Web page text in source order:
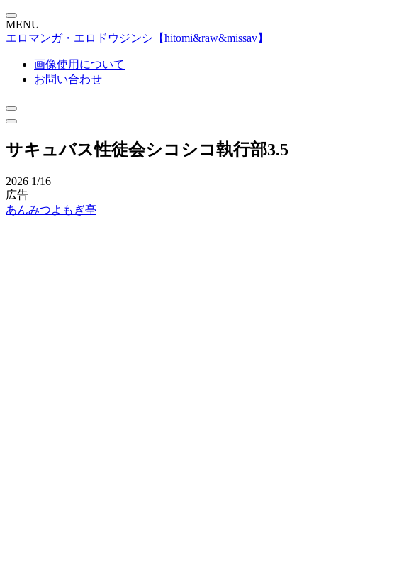
MENU
エロマンガ・エロドウジンシ【hitomi&raw&missav】
画像使用について
お問い合わせ
サキュバス性徒会シコシコ執行部3.5
2026 1/16
広告
あんみつよもぎ亭